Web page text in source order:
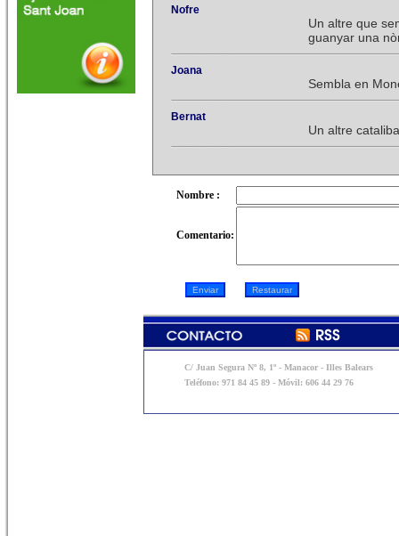
Nofre
Un altre que
guanyar una
Joana
Sembla en
Bernat
Un altre
Nombre :
Comentario:
C/ Juan Segura Nº 8, 1º - Manacor - Illes Balears
Teléfono: 971 84 45 89 - Móvil: 606 44 29 76